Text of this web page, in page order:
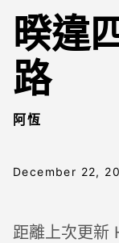
暌違
路
阿恆
December 22,
距離上次更新